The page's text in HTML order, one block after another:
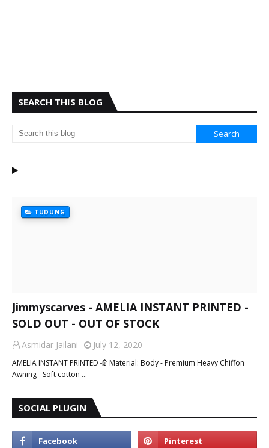
SEARCH THIS BLOG
TUDUNG
Jimmyscarves - AMELIA INSTANT PRINTED -
SOLD OUT - OUT OF STOCK
Asmidar Jailani July 12, 2020
AMELIA INSTANT PRINTED 🥀 Material: Body - Premium Heavy Chiffon
Awning - Soft cotton …
SOCIAL PLUGIN